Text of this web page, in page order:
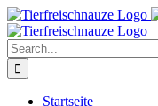
Skip
to
content
Facebook
YouTube
X
Pinterest
Instagram
Search
for:
Startseite